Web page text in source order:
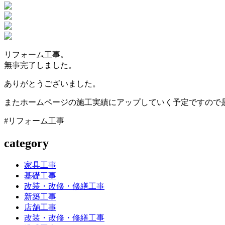
リフォーム工事。
無事完了しました。
ありがとうございました。
またホームページの施工実績にアップしていく予定ですので
#リフォーム工事
category
家具工事
基礎工事
改装・改修・修繕工事
新築工事
店舗工事
改装・改修・修繕工事